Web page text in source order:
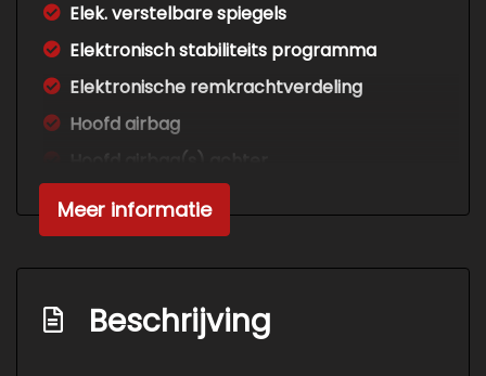
Elek. verstelbare spiegels
Elektronisch stabiliteits programma
Elektronische remkrachtverdeling
Hoofd airbag
Hoofd airbag(s) achter
Hoofd airbag(s) voor
Lendesteun
Lendesteunen
Mistlampen
Passagiersairbag
Meer informatie
Beschrijving